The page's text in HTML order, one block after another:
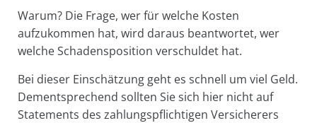
Warum? Die Frage, wer für welche Kosten
aufzukommen hat, wird daraus beantwortet, wer
welche Schadensposition verschuldet hat.
Bei dieser Einschätzung geht es schnell um viel Geld.
Dementsprechend sollten Sie sich hier nicht auf
Statements des zahlungspflichtigen Versicherers